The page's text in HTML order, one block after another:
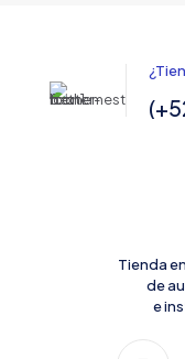
Tienda
de
e